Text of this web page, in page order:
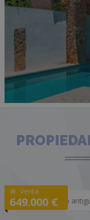
Venta
649.000 €Casco